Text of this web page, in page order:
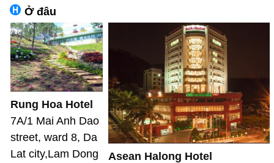
Ở đâu
Rung Hoa Hotel
7A/1 Mai Anh Dao
street, ward 8, Da
Lat city,Lam Dong
Asean Halong Hotel